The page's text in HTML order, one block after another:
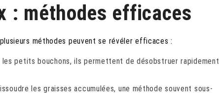
: méthodes efficaces
méthodes peuvent se révéler efficaces :
petits bouchons, ils permettent de désobstruer rapidement
les graisses accumulées, une méthode souvent sous-